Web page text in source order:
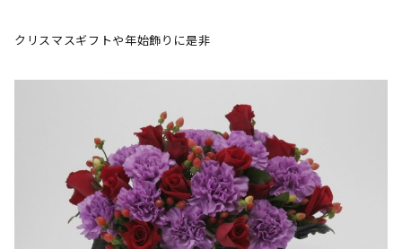
クリスマスギフトや年始飾りに是非